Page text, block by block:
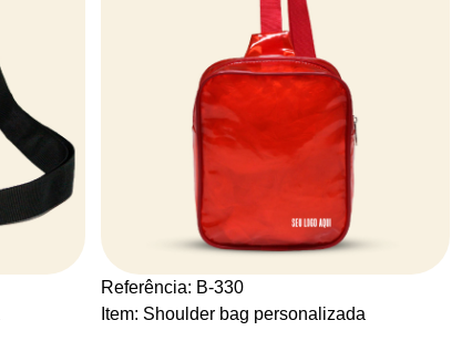
Referência: B-330
Item: Shoulder bag personalizada